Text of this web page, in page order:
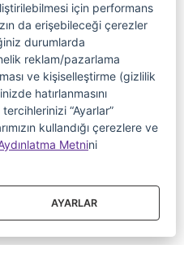
için performans
da erişebileceği çerezler
durumlarda
reklam/pazarlama
ve kişiselleştirme (gizlilik
hatırlanmasını
“Ayarlar”
kullandığı çerezlere ve
Metnini
AYARLAR